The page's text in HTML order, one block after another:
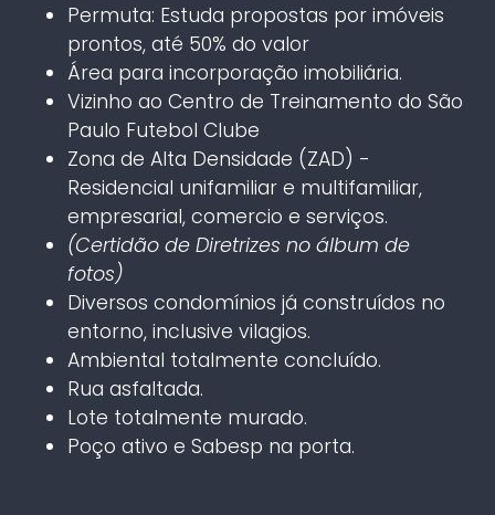
Permuta: Estuda propostas por imóveis
prontos, até 50% do valor
Área para incorporação imobiliária.
Vizinho ao Centro de Treinamento do São
Paulo Futebol Clube
Zona de Alta Densidade (ZAD) -
Residencial unifamiliar e multifamiliar,
empresarial, comercio e serviços.
(Certidão de Diretrizes no álbum de
fotos)
Diversos condomínios já construídos no
entorno, inclusive vilagios.
Ambiental totalmente concluído.
Rua asfaltada.
Lote totalmente murado.
Poço ativo e Sabesp na porta.